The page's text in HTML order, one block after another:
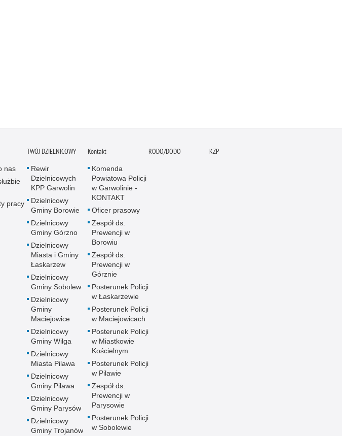
nas
pracy
TWÓJ DZIELNICOWY
Rewir
Dzielnicowych
KPP Garwolin
Dzielnicowy
Gminy Borowie
Dzielnicowy
Gminy Górzno
Dzielnicowy
Miasta i Gminy
Łaskarzew
Dzielnicowy
Gminy Sobolew
Dzielnicowy
Gminy
Maciejowice
Dzielnicowy
Gminy Wilga
Dzielnicowy
Miasta Pilawa
Dzielnicowy
Gminy Pilawa
Dzielnicowy
Gminy Parysów
Dzielnicowy
Gminy Trojanów
Kontakt
Komenda
Powiatowa Policji
w Garwolinie -
KONTAKT
Oficer prasowy
Zespół ds.
Prewencji w
Borowiu
Zespół ds.
Prewencji w
Górznie
Posterunek Policji
w Łaskarzewie
Posterunek Policji
w Maciejowicach
Posterunek Policji
w Miastkowie
Kościelnym
Posterunek Policji
w Pilawie
Zespół ds.
Prewencji w
Parysowie
Posterunek Policji
w Sobolewie
RODO/DODO KZP